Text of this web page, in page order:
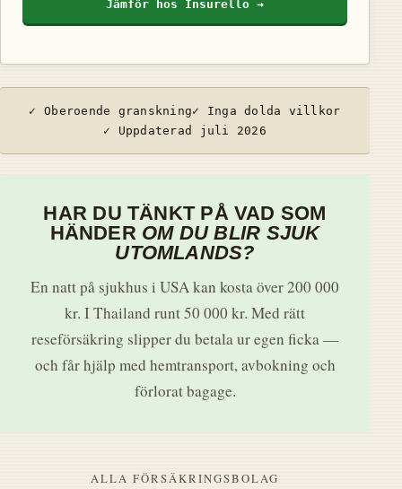
Jämför hos Insurello →
✓ Oberoende granskning✓ Inga dolda villkor
✓ Uppdaterad juli 2026
HAR DU TÄNKT PÅ VAD SOM
HÄNDER OM DU BLIR SJUK
UTOMLANDS?
En natt på sjukhus i USA kan kosta över 200 000
kr. I Thailand runt 50 000 kr. Med rätt
reseförsäkring slipper du betala ur egen ficka —
och får hjälp med hemtransport, avbokning och
förlorat bagage.
ALLA FÖRSÄKRINGSBOLAG